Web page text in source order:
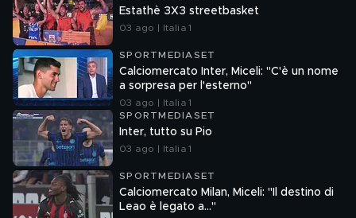
Estathè 3X3 streetbasket
03 ago | Italia 1
SPORTMEDIASET
Calciomercato Inter, Miceli: "C'è un nome
a sorpresa per l'esterno"
03 ago | Italia 1
SPORTMEDIASET
Inter, tutto su Pio
03 ago | Italia 1
SPORTMEDIASET
Calciomercato Milan, Miceli: "Il destino di
Leao è legato a..."